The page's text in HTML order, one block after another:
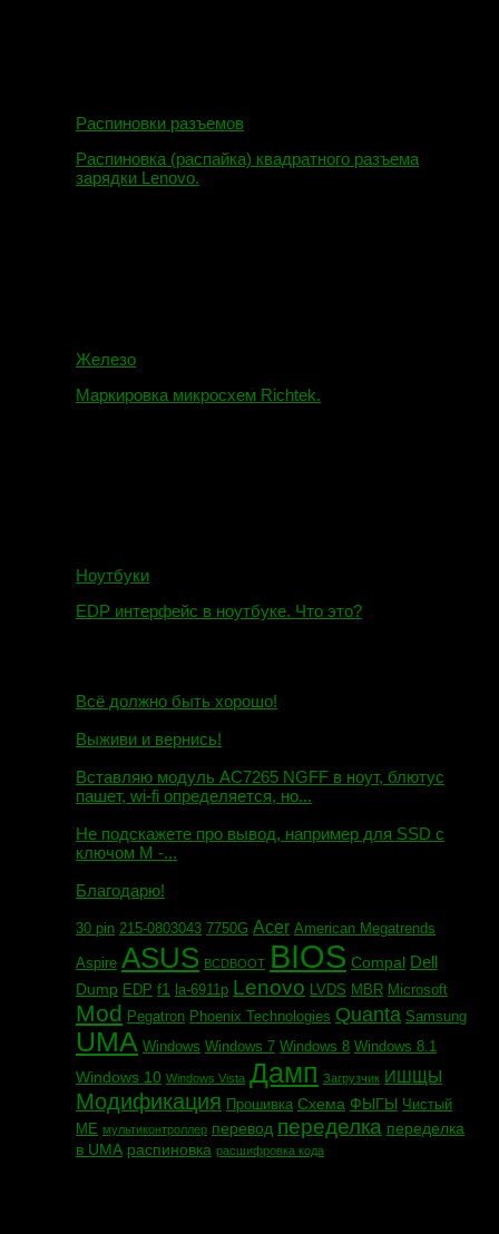
Распиновки разъемов
Распиновка (распайка) квадратного разъема
зарядки Lenovo.
Железо
Маркировка микросхем Richtek.
Ноутбуки
EDP интерфейс в ноутбуке. Что это?
Всё должно быть хорошо!
Выживи и вернись!
Вставляю модуль AC7265 NGFF в ноут, блютус
пашет, wi-fi определяется, но...
Не подскажете про вывод, например для SSD c
ключом М -...
Благодарю!
30 pin 215-0803043 7750G Acer American Megatrends
Aspire ASUS BCDBOOT BIOS Compal Dell
Dump EDP f1 la-6911p Lenovo LVDS MBR Microsoft
Mod Pegatron Phoenix Technologies Quanta Samsung
UMA Windows Windows 7 Windows 8 Windows 8.1
Windows 10 Windows Vista Дамп Загрузчик ИШЩЫ
Модификация Прошивка Схема ФЫГЫ Чистый
МЕ мультиконтроллер перевод переделка переделка
в UMA распиновка расшифровка кода